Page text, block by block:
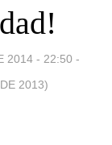
2014 - 22:50 -
2013)